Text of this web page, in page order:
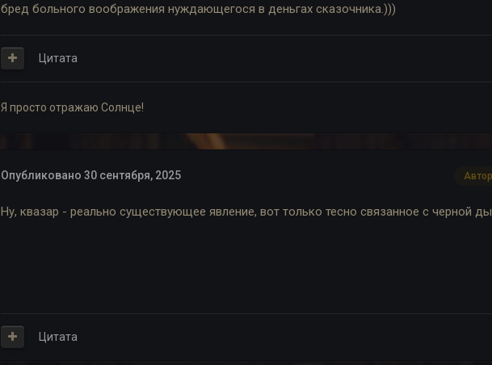
бред больного воображения нуждающегося в деньгах сказочника.)))
Цитата
Я просто отражаю Солнце!
Автор
Опубликовано 30 сентября, 2025
Ну, квазар - реально существующее явление, вот только тесно связанное с черной
Цитата